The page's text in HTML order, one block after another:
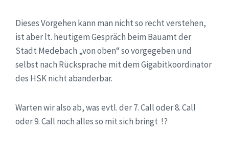
Dieses Vorgehen kann man nicht so recht verstehen,
ist aber lt. heutigem Gespräch beim Bauamt der
Stadt Medebach „von oben“ so vorgegeben und
selbst nach Rücksprache mit dem Gigabitkoordinator
des HSK nicht abänderbar.
Warten wir also ab, was evtl. der 7. Call oder 8. Call
oder 9. Call noch alles so mit sich bringt !?